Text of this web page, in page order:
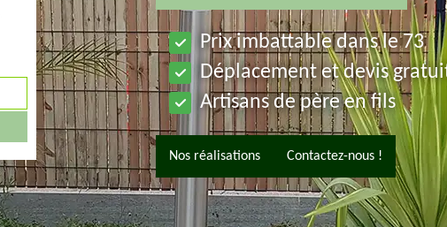
Prix imbattable dans le 73
Déplacement et devis
Artisans de père en fils
Nos réalisations Contactez-nous !